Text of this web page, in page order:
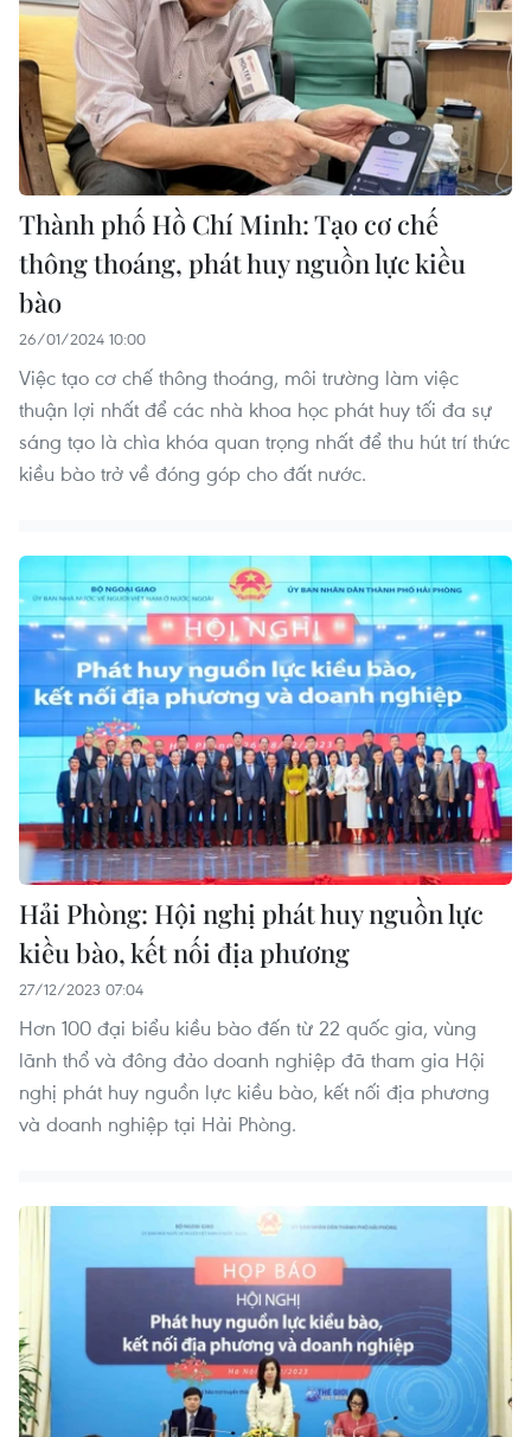
Thành phố Hồ Chí Minh: Tạo cơ chế
thông thoáng, phát huy nguồn lực kiều
bào
26/01/2024 10:00
Việc tạo cơ chế thông thoáng, môi trường làm việc
thuận lợi nhất để các nhà khoa học phát huy tối đa sự
sáng tạo là chìa khóa quan trọng nhất để thu hút trí thức
kiều bào trở về đóng góp cho đất nước.
Hải Phòng: Hội nghị phát huy nguồn lực
kiều bào, kết nối địa phương
27/12/2023 07:04
Hơn 100 đại biểu kiều bào đến từ 22 quốc gia, vùng
lãnh thổ và đông đảo doanh nghiệp đã tham gia Hội
nghị phát huy nguồn lực kiều bào, kết nối địa phương
và doanh nghiệp tại Hải Phòng.